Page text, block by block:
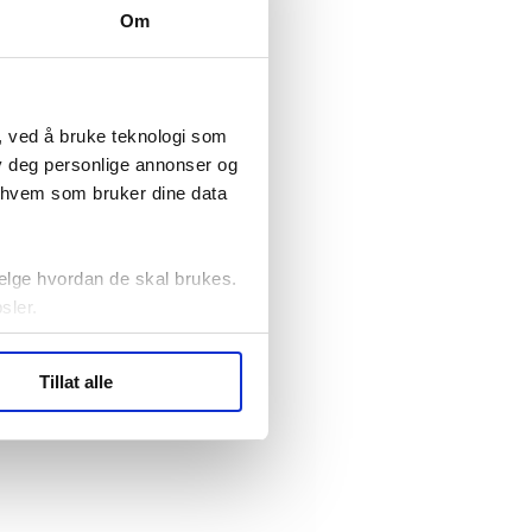
Om
ved å bruke teknologi som
personlige annonser og
som bruker dine data
hvordan de skal brukes.
statistikk.
Tillat alle